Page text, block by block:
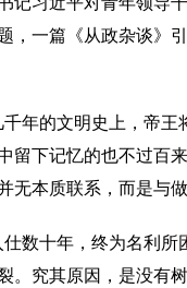
，一篇《从政杂谈》
年的文明史上，帝王
留下记忆的也不过百
无本质联系，而是与
仕数十年，终为名利所
。究其原因，是没有